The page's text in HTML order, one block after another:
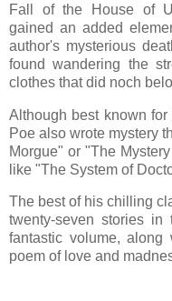
Fall of the House of
gained an added
author's mysterious
found wandering the
clothes that did noch
Although best known
Poe also wrote mystery
Morgue" or "The
like "The System of
The best of his chilling
twenty-seven stories
fantastic volume, along
poem of love and